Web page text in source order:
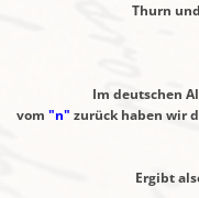
Thurn und
Thurn:
Im deutschen
vom "n" zurück haben wir
Ergibt also